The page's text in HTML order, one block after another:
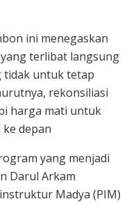
ini menegaskan
terlibat langsung
tidak untuk tetap
rekonsiliasi
harga mati untuk
depan
yang menjadi
Darul Arkam
Madya (PIM)